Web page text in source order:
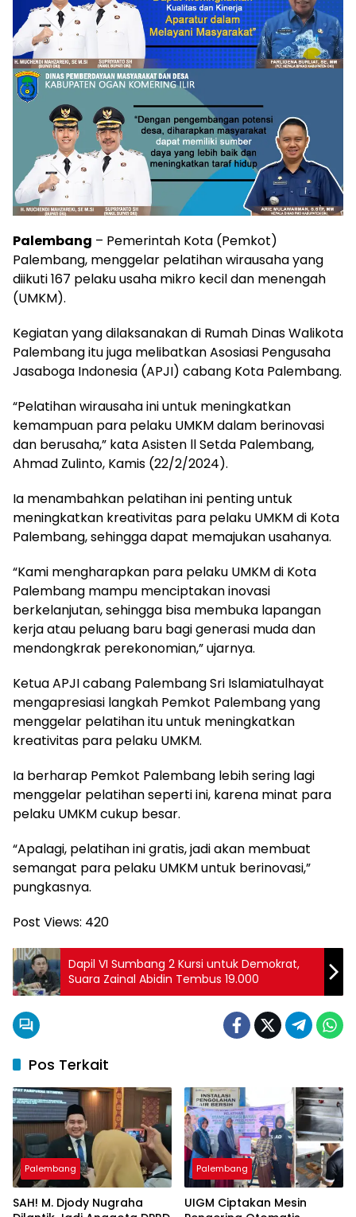
Palembang – Pemerintah Kota (Pemkot)
Palembang, menggelar pelatihan wirausaha yang
diikuti 167 pelaku usaha mikro kecil dan menengah
(UMKM).
Kegiatan yang dilaksanakan di Rumah Dinas Walikota
Palembang itu juga melibatkan Asosiasi Pengusaha
Jasaboga Indonesia (APJI) cabang Kota Palembang.
“Pelatihan wirausaha ini untuk meningkatkan
kemampuan para pelaku UMKM dalam berinovasi
dan berusaha,” kata Asisten ll Setda Palembang,
Ahmad Zulinto, Kamis (22/2/2024).
Ia menambahkan pelatihan ini penting untuk
meningkatkan kreativitas para pelaku UMKM di Kota
Palembang, sehingga dapat memajukan usahanya.
“Kami mengharapkan para pelaku UMKM di Kota
Palembang mampu menciptakan inovasi
berkelanjutan, sehingga bisa membuka lapangan
kerja atau peluang baru bagi generasi muda dan
mendongkrak perekonomian,” ujarnya.
Ketua APJI cabang Palembang Sri Islamiatulhayat
mengapresiasi langkah Pemkot Palembang yang
menggelar pelatihan itu untuk meningkatkan
kreativitas para pelaku UMKM.
Ia berharap Pemkot Palembang lebih sering lagi
menggelar pelatihan seperti ini, karena minat para
pelaku UMKM cukup besar.
“Apalagi, pelatihan ini gratis, jadi akan membuat
semangat para pelaku UMKM untuk berinovasi,”
pungkasnya.
Post Views: 420
Dapil VI Sumbang 2 Kursi untuk Demokrat,
Suara Zainal Abidin Tembus 19.000
Pos Terkait
Palembang
SAH! M. Djody Nugraha
Palembang
UIGM Ciptakan Mesin